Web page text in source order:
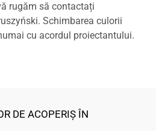
rugăm să contactați
Schimbarea culorii
cu acordul proiectantului.
DE ACOPERIȘ ÎN